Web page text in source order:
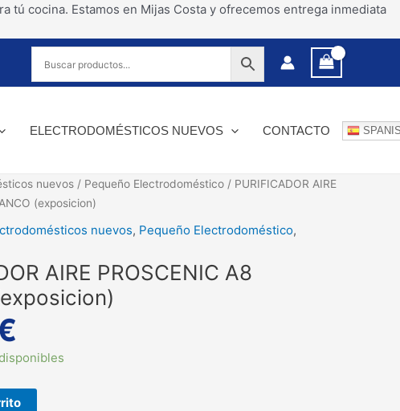
cocina. Estamos en Mijas Costa y ofrecemos entrega inmediata
ELECTRODOMÉSTICOS NUEVOS CONTACTO
nuevos / Pequeño Electrodoméstico / PURIFICADOR AIRE
(exposicion)
nuevos, Pequeño Electrodoméstico,
AIRE PROSCENIC A8